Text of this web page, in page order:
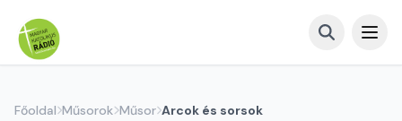
Főoldal Műsorok Műsor Arcok és sorsok